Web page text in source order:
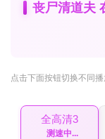
丧尸清道夫
点击下面按钮切换不同
全高清3
测速失败